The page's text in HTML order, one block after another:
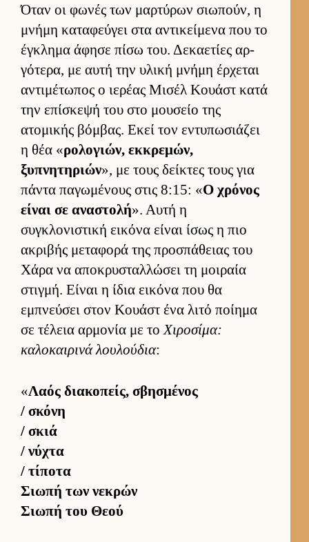
Όταν οι φωνές των μαρ­τύρων σιω­πούν, η
μνήμη καταφεύ­γει στα αντικεί­μενα που το
έγκλημα άφησε πίσω του. Δεκαετίες αρ­
γότερα, με αυτή την υλική μνήμη έρ­χεται
αντιμέτωπος ο ιε­ρέας Μισέλ Κουάστ κατά
την επίσκεψή του στο μου­σείο της
ατομικής βόμ­βας. Εκεί τον εντυπωσιάζει
η θέα «ρολογιών, εκ­κρεμών,
ξυπνητηριών», με τους δεί­κτες τους για
πάντα παγωμένους στις 8:15: «Ο χρόνος
εί­ναι σε αναστολή». Αυτή η
συγκλονιστική ει­κόνα εί­ναι ίσως η πιο
ακριβής μεταφορά της προσπάθειας του
Χάρα να αποκρυσταλ­λώσει τη μοι­ραία
στιγ­μή. Εί­ναι η ίδια ει­κόνα που θα
εμπνεύ­σει στον Κουάστ ένα λιτό ποί­ημα
σε τέλεια αρ­μονία με το Χιροσίμα:
καλοκαι­ρινά λου­λού­δια:
«Λαός δια­κοπείς, σβησμένος
/ σκόνη
/ σκιά
/ νύχτα
/ τίποτα
Σιωπή των νεκρών
Σιωπή του Θεού